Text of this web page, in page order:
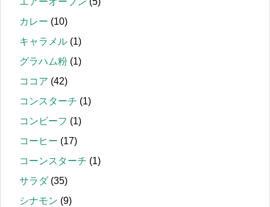
カレー (10)
キャラメル (1)
グラハム粉 (1)
ココア (42)
コンスターチ (1)
コンビーフ (1)
コーヒー (17)
コーンスターチ (1)
サラダ(35)
シナモン (9)